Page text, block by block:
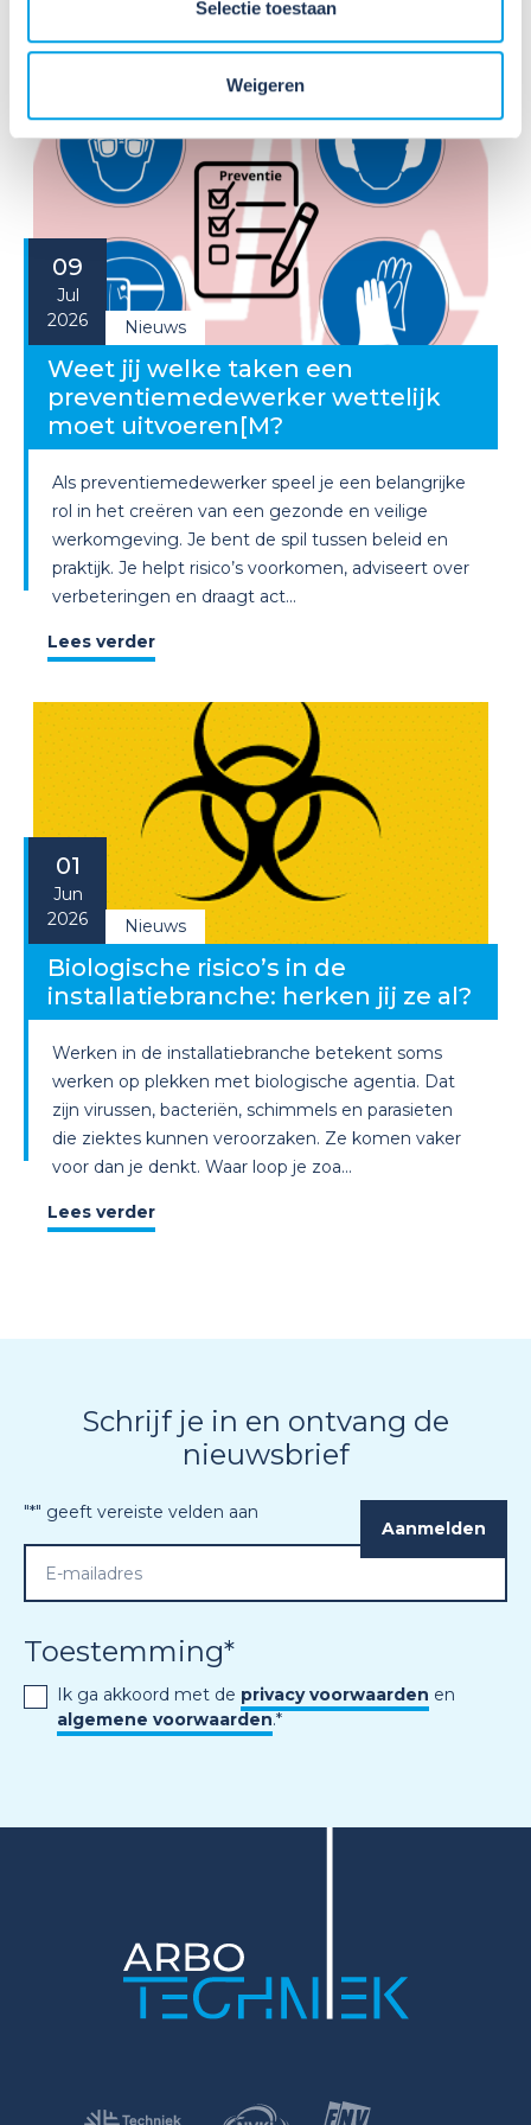
Selectie toestaan
Weigeren
Lees verder
09
Jul
2026
Nieuws
Weet jij welke taken een
preventiemedewerker wettelijk
moet uitvoeren[M?
Als preventiemedewerker speel je een belangrijke
rol in het creëren van een gezonde en veilige
werkomgeving. Je bent de spil tussen beleid en
praktijk. Je helpt risico’s voorkomen, adviseert over
verbeteringen en draagt act...
Lees verder
01
Jun
2026
Nieuws
Biologische risico’s in de
installatiebranche: herken jij ze al?
Werken in de installatiebranche betekent soms
werken op plekken met biologische agentia. Dat
zijn virussen, bacteriën, schimmels en parasieten
die ziektes kunnen veroorzaken. Ze komen vaker
voor dan je denkt. Waar loop je zoa...
Lees verder
Schrijf je in en ontvang de
nieuwsbrief
"*" geeft vereiste velden aan
Toestemming*
Ik ga akkoord met de privacy voorwaarden en
algemene voorwaarden.*